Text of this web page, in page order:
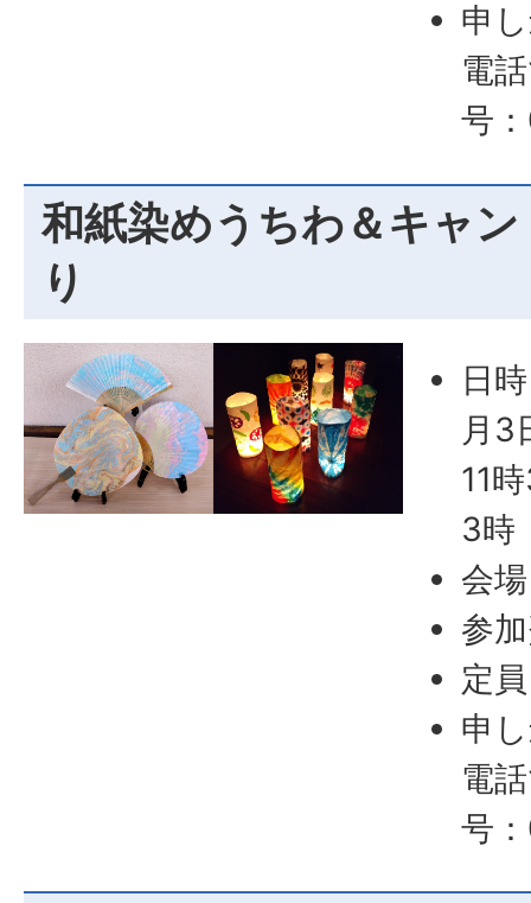
申
電
号
和紙染めうちわ＆キャ
り
日
月3
11
3時
会
参
定
申
電
号